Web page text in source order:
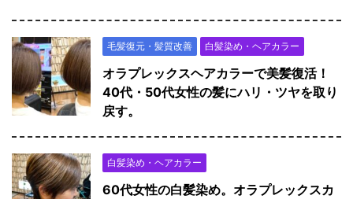
毛髪復元・髪質改善 白髪染め・ヘアカラー
オラプレックスヘアカラーで美髪復活！
40代・50代女性の髪にハリ・ツヤを取り
戻す。
白髪染め・ヘアカラー
60代女性の白髪染め。オラプレックスカ